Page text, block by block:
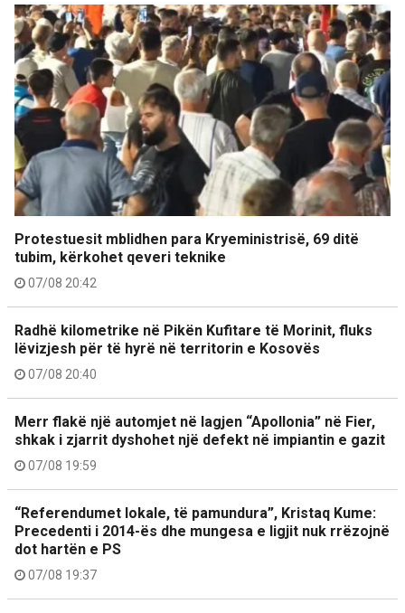
Protestuesit mblidhen para Kryeministrisë, 69 ditë
tubim, kërkohet qeveri teknike
07/08 20:42
Radhë kilometrike në Pikën Kufitare të Morinit, fluks
lëvizjesh për të hyrë në territorin e Kosovës
07/08 20:40
Merr flakë një automjet në lagjen “Apollonia” në Fier,
shkak i zjarrit dyshohet një defekt në impiantin e gazit
07/08 19:59
“Referendumet lokale, të pamundura”, Kristaq Kume:
Precedenti i 2014-ës dhe mungesa e ligjit nuk rrëzojnë
dot hartën e PS
07/08 19:37